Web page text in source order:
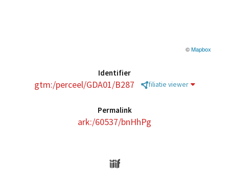
©Mapbox
Identifier
gtm:/perceel/GDA01/B287 filiatie viewer
Permalink
ark:/60537/bnHhPg